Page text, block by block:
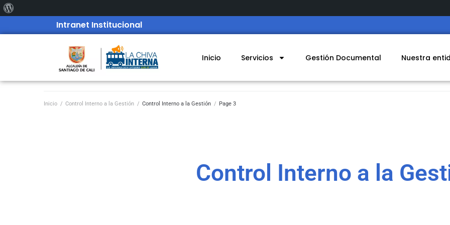
Intranet Institucional
Inicio Servicios Gestión Documental Nuestra
Inicio / Control Interno a la Gestión / Control Interno a la Gestión / Page 3
Control Interno a la